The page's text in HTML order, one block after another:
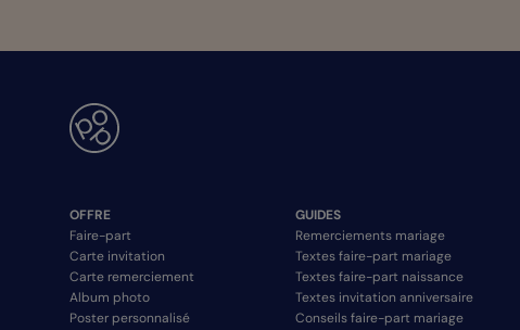
OFFRE
Faire-part
Carte invitation
Carte remerciement
Album photo
Poster personnalisé
GUIDES
Remerciements mariage
Textes faire-part mariage
Textes faire-part naissance
Textes invitation anniversaire
Conseils faire-part mariage